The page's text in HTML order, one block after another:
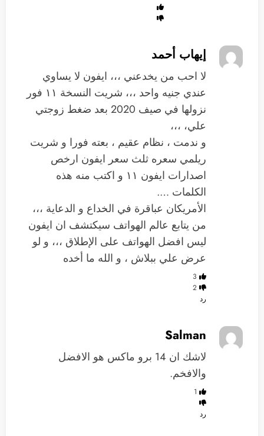
إيهاب أحمد
لا احب من يخدعني ،،، ايفون لا يساوي
عندي جنيه واحد ،،، شريت النسخة ١١ فور
نزولها في صيف 2020 بعد ضغط زوجتي
علي، ،،،
و ندمت ، نظام عقيم ، بعته فورا و شريت
ريلمي سعره ثلث سعر ايفون ارخص
اصدارات ايفون ١١ و اكتب منه هذه
الكلمات ….
الأمريكان عباقرة في الخداع و الدعاية ،،،
من يتابع عالم الهواتف سيكتشف ان ايفون
ليس افضل الهواتف على الإطلاق ،،، و لو
عرض علي ببلاش ، و الله ما أخده
3
2
رد
Salman
لاشك ان 14 برو ماكس هو الافضل
والافخم.
1
رد